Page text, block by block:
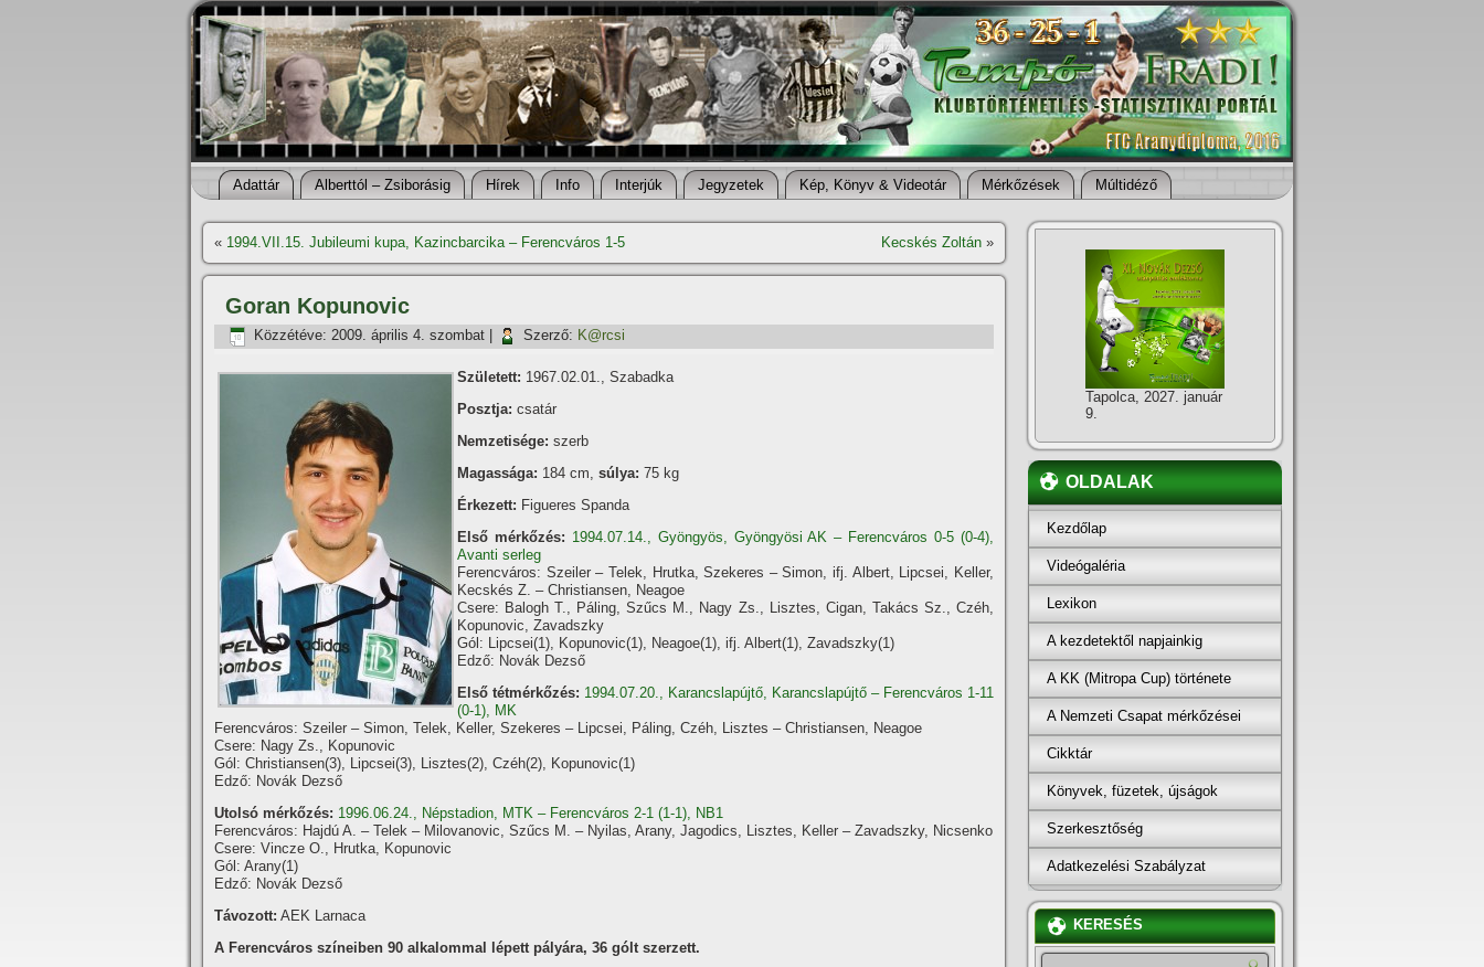
Adattár Alberttól – Zsiborásig Hí­rek Info Interjúk Jegyzetek Kép, Könyv & Videotár Mérkőzések Múltidéző
« 1994.VII.15. Jubileumi kupa, Kazincbarcika – Ferencváros 1-5 Kecskés Zoltán »
Goran Kopunovic
Közzétéve: 2009. április 4. szombat Szerző: K@rcsi
Született: 1967.02.01., Szabadka
Posztja: csatár
Nemzetisége: szerb
Magassága: 184 cm, súlya: 75 kg
Érkezett: Figueres Spanda
Első mérkőzés: 1994.07.14., Gyöngyös, Gyöngyösi AK – Ferencváros 0-5 (0-4),
Avanti serleg
Ferencváros: Szeiler – Telek, Hrutka, Szekeres – Simon, ifj. Albert, Lipcsei, Keller,
Kecskés Z. – Christiansen, Neagoe
Csere: Balogh T., Páling, Szűcs M., Nagy Zs., Lisztes, Cigan, Takács Sz., Czéh,
Kopunovic, Zavadszky
Gól: Lipcsei(1), Kopunovic(1), Neagoe(1), ifj. Albert(1), Zavadszky(1)
Edző: Novák Dezső
Első tétmérkőzés: 1994.07.20., Karancslapújtő, Karancslapújtő – Ferencváros 1-11
(0-1), MK
Ferencváros: Szeiler – Simon, Telek, Keller, Szekeres – Lipcsei, Páling, Czéh, Lisztes – Christiansen, Neagoe
Csere: Nagy Zs., Kopunovic
Gól: Christiansen(3), Lipcsei(3), Lisztes(2), Czéh(2), Kopunovic(1)
Edző: Novák Dezső
Utolsó mérkőzés: 1996.06.24., Népstadion, MTK – Ferencváros 2-1 (1-1), NB1
Ferencváros: Hajdú A. – Telek – Milovanovic, Szűcs M. – Nyilas, Arany, Jagodics, Lisztes, Keller – Zavadszky, Nicsenko
Csere: Vincze O., Hrutka, Kopunovic
Gól: Arany(1)
Edző: Novák Dezső
Távozott: AEK Larnaca
A Ferencváros szí­neiben 90 alkalommal lépett pályára, 36 gólt szerzett.
Tapolca, 2027. január
9.
OLDALAK
Kezdőlap
Videógaléria
Lexikon
A kezdetektől napjainkig
A KK (Mitropa Cup) története
A Nemzeti Csapat mérkőzései
Cikktár
Könyvek, füzetek, újságok
Szerkesztőség
Adatkezelési Szabályzat
KERESÉS